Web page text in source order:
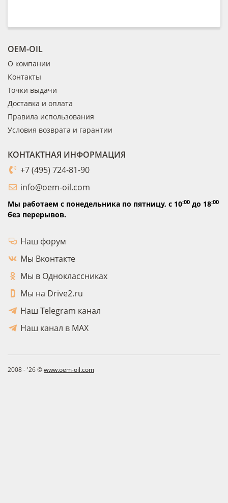
OEM-OIL
О компании
Контакты
Точки выдачи
Доставка и оплата
Правила использования
Условия возврата и гарантии
КОНТАКТНАЯ ИНФОРМАЦИЯ
+7 (495) 724-81-90
info@oem-oil.com
Мы работаем с понедельника по пятницу, с 10:00 до 18:00
без перерывов.
Наш форум
Мы Вконтакте
Мы в Одноклассниках
Мы на Drive2.ru
Наш Telegram канал
Наш канал в MAX
2008 - '26 ©www.oem-oil.com